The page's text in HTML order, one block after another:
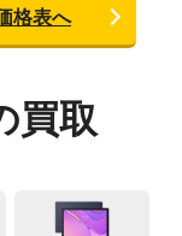
格表へ
買取